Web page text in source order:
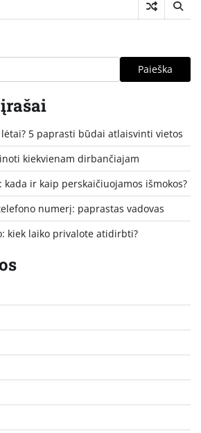
Paieška
5 paprasti būdai atlaisvinti vietos
kiekvienam dirbančiajam
ir kaip perskaičiuojamos išmokos?
numerį: paprastas vadovas
kiek laiko privalote atidirbti?